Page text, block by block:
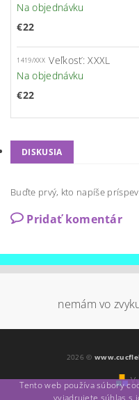
Na objednávku
€22
1419/XXX Veľkosť: XXXL
Na objednávku
€22
DISKUSIA
Buďte prvý, kto napíše
Pridať komentár
nemám vo
2026 ©
Tento web používa súbory